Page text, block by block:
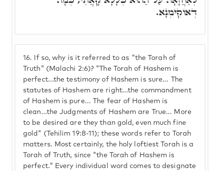
16. If so, why is it referred to as "the Torah of
Truth" (Malachi 2:6)? "The Torah of Hashem is
perfect...the testimony of Hashem is sure... The
statutes of Hashem are right...the commandment
of Hashem is pure... The fear of Hashem is
clean...the Judgments of Hashem are True... More
to be desired are they than gold, even much fine
gold" (Tehilim 19:8-11); these words refer to Torah
matters. Most certainly, the holy loftiest Torah is a
Torah of Truth, since "the Torah of Hashem is
perfect." Every individual word comes to designate
דְּאוֹקִימְנָא.